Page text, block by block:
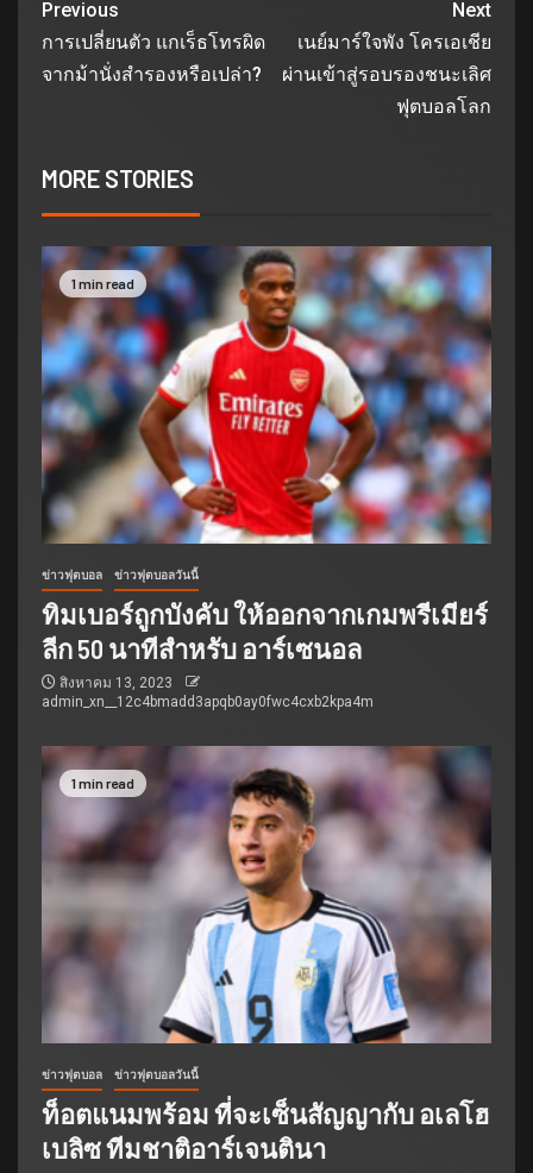
Previous
การเปลี่ยนตัว แกเร็ธโทรผิด
จากม้านั่งสำรองหรือเปล่า?
Next
เนย์มาร์ใจพัง โครเอเชีย
ผ่านเข้าสู่รอบรองชนะเลิศ
ฟุตบอลโลก
MORE STORIES
1 min read
ข่าวฟุตบอล ข่าวฟุตบอลวันนี้
ทิมเบอร์ถูกบังคับ ให้ออกจากเกมพรีเมียร์
ลีก 50 นาทีสำหรับ อาร์เซนอล
สิงหาคม 13, 2023
admin_xn__12c4bmadd3apqb0ay0fwc4cxb2kpa4m
1 min read
ข่าวฟุตบอล ข่าวฟุตบอลวันนี้
ท็อตแนมพร้อม ที่จะเซ็นสัญญากับ อเลโฮ
เบลิซ ทีมชาติอาร์เจนตินา